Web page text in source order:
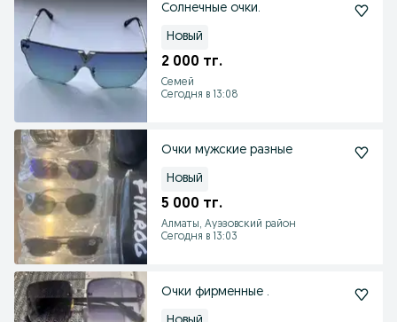
Солнечные очки.
Новый
2 000 тг.
Семей
Сегодня в 13:08
Очки мужские разные
Новый
5 000 тг.
Алматы, Ауэзовский район
Сегодня в 13:03
Очки фирменные .